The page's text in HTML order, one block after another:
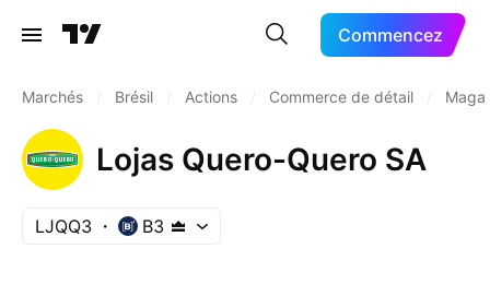
Commencez
Marchés Brésil Actions Commerce de détail
Lojas Quero-Quero SA
LJQQ3 B3